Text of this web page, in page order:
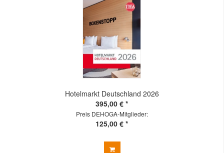
Hotelmarkt Deutschland 2026
395,00 € *
Preis DEHOGA-Mitglieder:
125,00 € *